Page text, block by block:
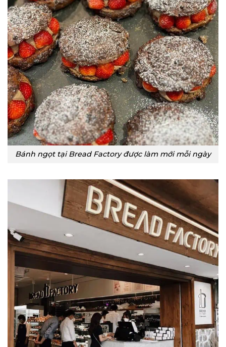
Bánh ngọt tại Bread Factory được làm mới mỗi ngày